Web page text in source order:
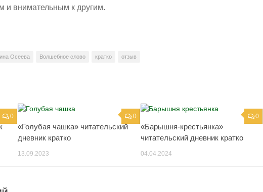
и внимательным к другим.
Осеева Волшебное слово кратко отзыв
0 0
«Голубая чашка» читательский
дневник кратко
13.09.2023
0
«Барышня-крестьянка»
читательский дневник кратко
04.04.2024